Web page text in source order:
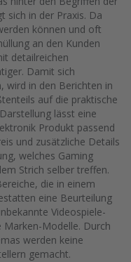
sich in der Praxis. Da
können und oft
an den Kunden
detailreichen
Damit sich
wird in den Berichten in
auf die praktische
lässt eine
Produkt passend
und zusätzliche Details
welches Gaming
Strich selber treffen.
die in einem
eine Beurteilung
Videospiele-
Marken-Modelle. Durch
werden keine
gemacht.